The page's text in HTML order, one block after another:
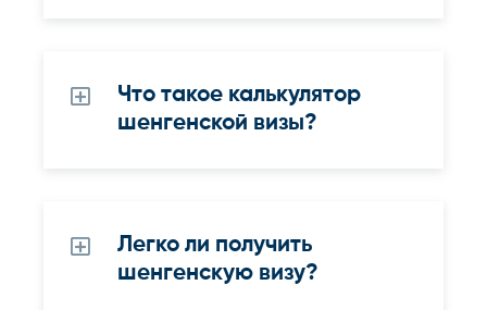
Что такое калькулятор
шенгенской визы?
Легко ли получить
шенгенскую визу?